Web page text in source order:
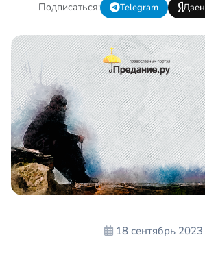
Подписаться: Telegram Дзен
18 сентябрь 2023